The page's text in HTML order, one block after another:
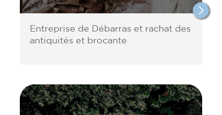
Entreprise de Débarras et rachat des
antiquités et brocante